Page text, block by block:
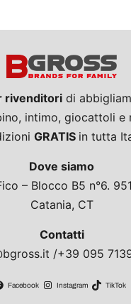
rivenditoridi
intimo, giocattoli e
GRATIS in tutta
Dove siamo
– Blocco B5 n°6.
Catania, CT
Contatti
/+39 095
Facebook Instagram TikTok